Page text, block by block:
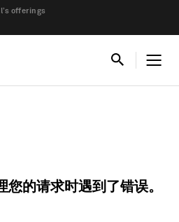
offerings
您的请求时遇到了错误。